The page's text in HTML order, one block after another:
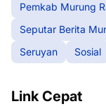
Pemkab Murung
Seputar Berita
Seruyan
Sosial
Link Cepat